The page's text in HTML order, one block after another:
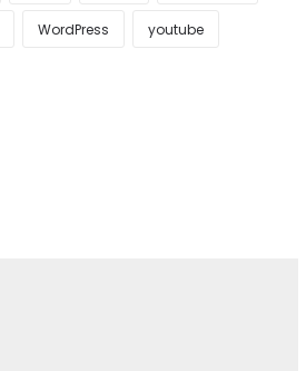
WordPress youtube